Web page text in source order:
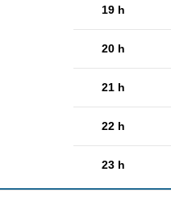
19 h
20 h
21 h
22 h
23 h